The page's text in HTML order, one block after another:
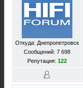
Откуда: Днепропетровск
Сообщений: 7 698
Репутация: 122